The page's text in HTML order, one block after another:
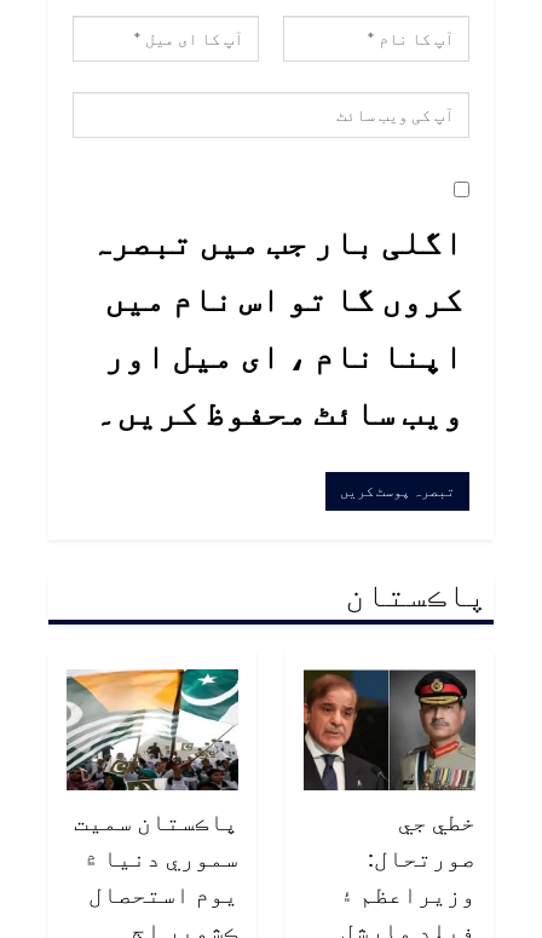
اگلی بار جب میں تبصرہ
کروں گا تو اس نام میں
اپنا نام ، ای میل اور
ویب سائٹ محفوظ کریں۔
پاڪستان
خطي جي
صورتحال:
وزيراعظم ۽
فيلڊ مارشل
پاڪستان سميت
سموري دنيا ۾
يوم استحصال
ڪشمير اڄ